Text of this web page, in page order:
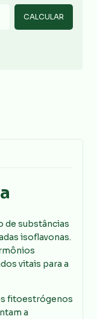
CALCULAR
de substâncias
isoflavonas.
vitais para a
fitoestrógenos
a